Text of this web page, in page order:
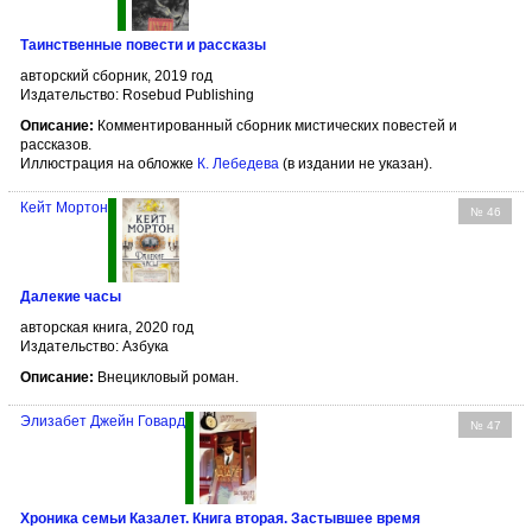
Таинственные повести и рассказы
авторский сборник, 2019 год
Издательство: Rosebud Publishing
Описание: Комментированный сборник мистических повестей и
рассказов.
Иллюстрация на обложке К. Лебедева (в издании не указан).
№ 46
Кейт Мортон
Далекие часы
авторская книга, 2020 год
Издательство: Азбука
Описание: Внецикловый роман.
№ 47
Элизабет Джейн Говард
Хроника семьи Казалет. Книга вторая. Застывшее время